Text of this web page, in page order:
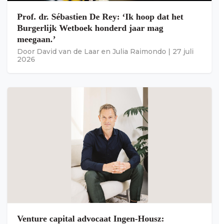
Prof. dr. Sébastien De Rey: ‘Ik hoop dat het
Burgerlijk Wetboek honderd jaar mag
meegaan.’
Door David van de Laar en Julia Raimondo | 27 juli
2026
Venture capital advocaat Ingen-Housz: